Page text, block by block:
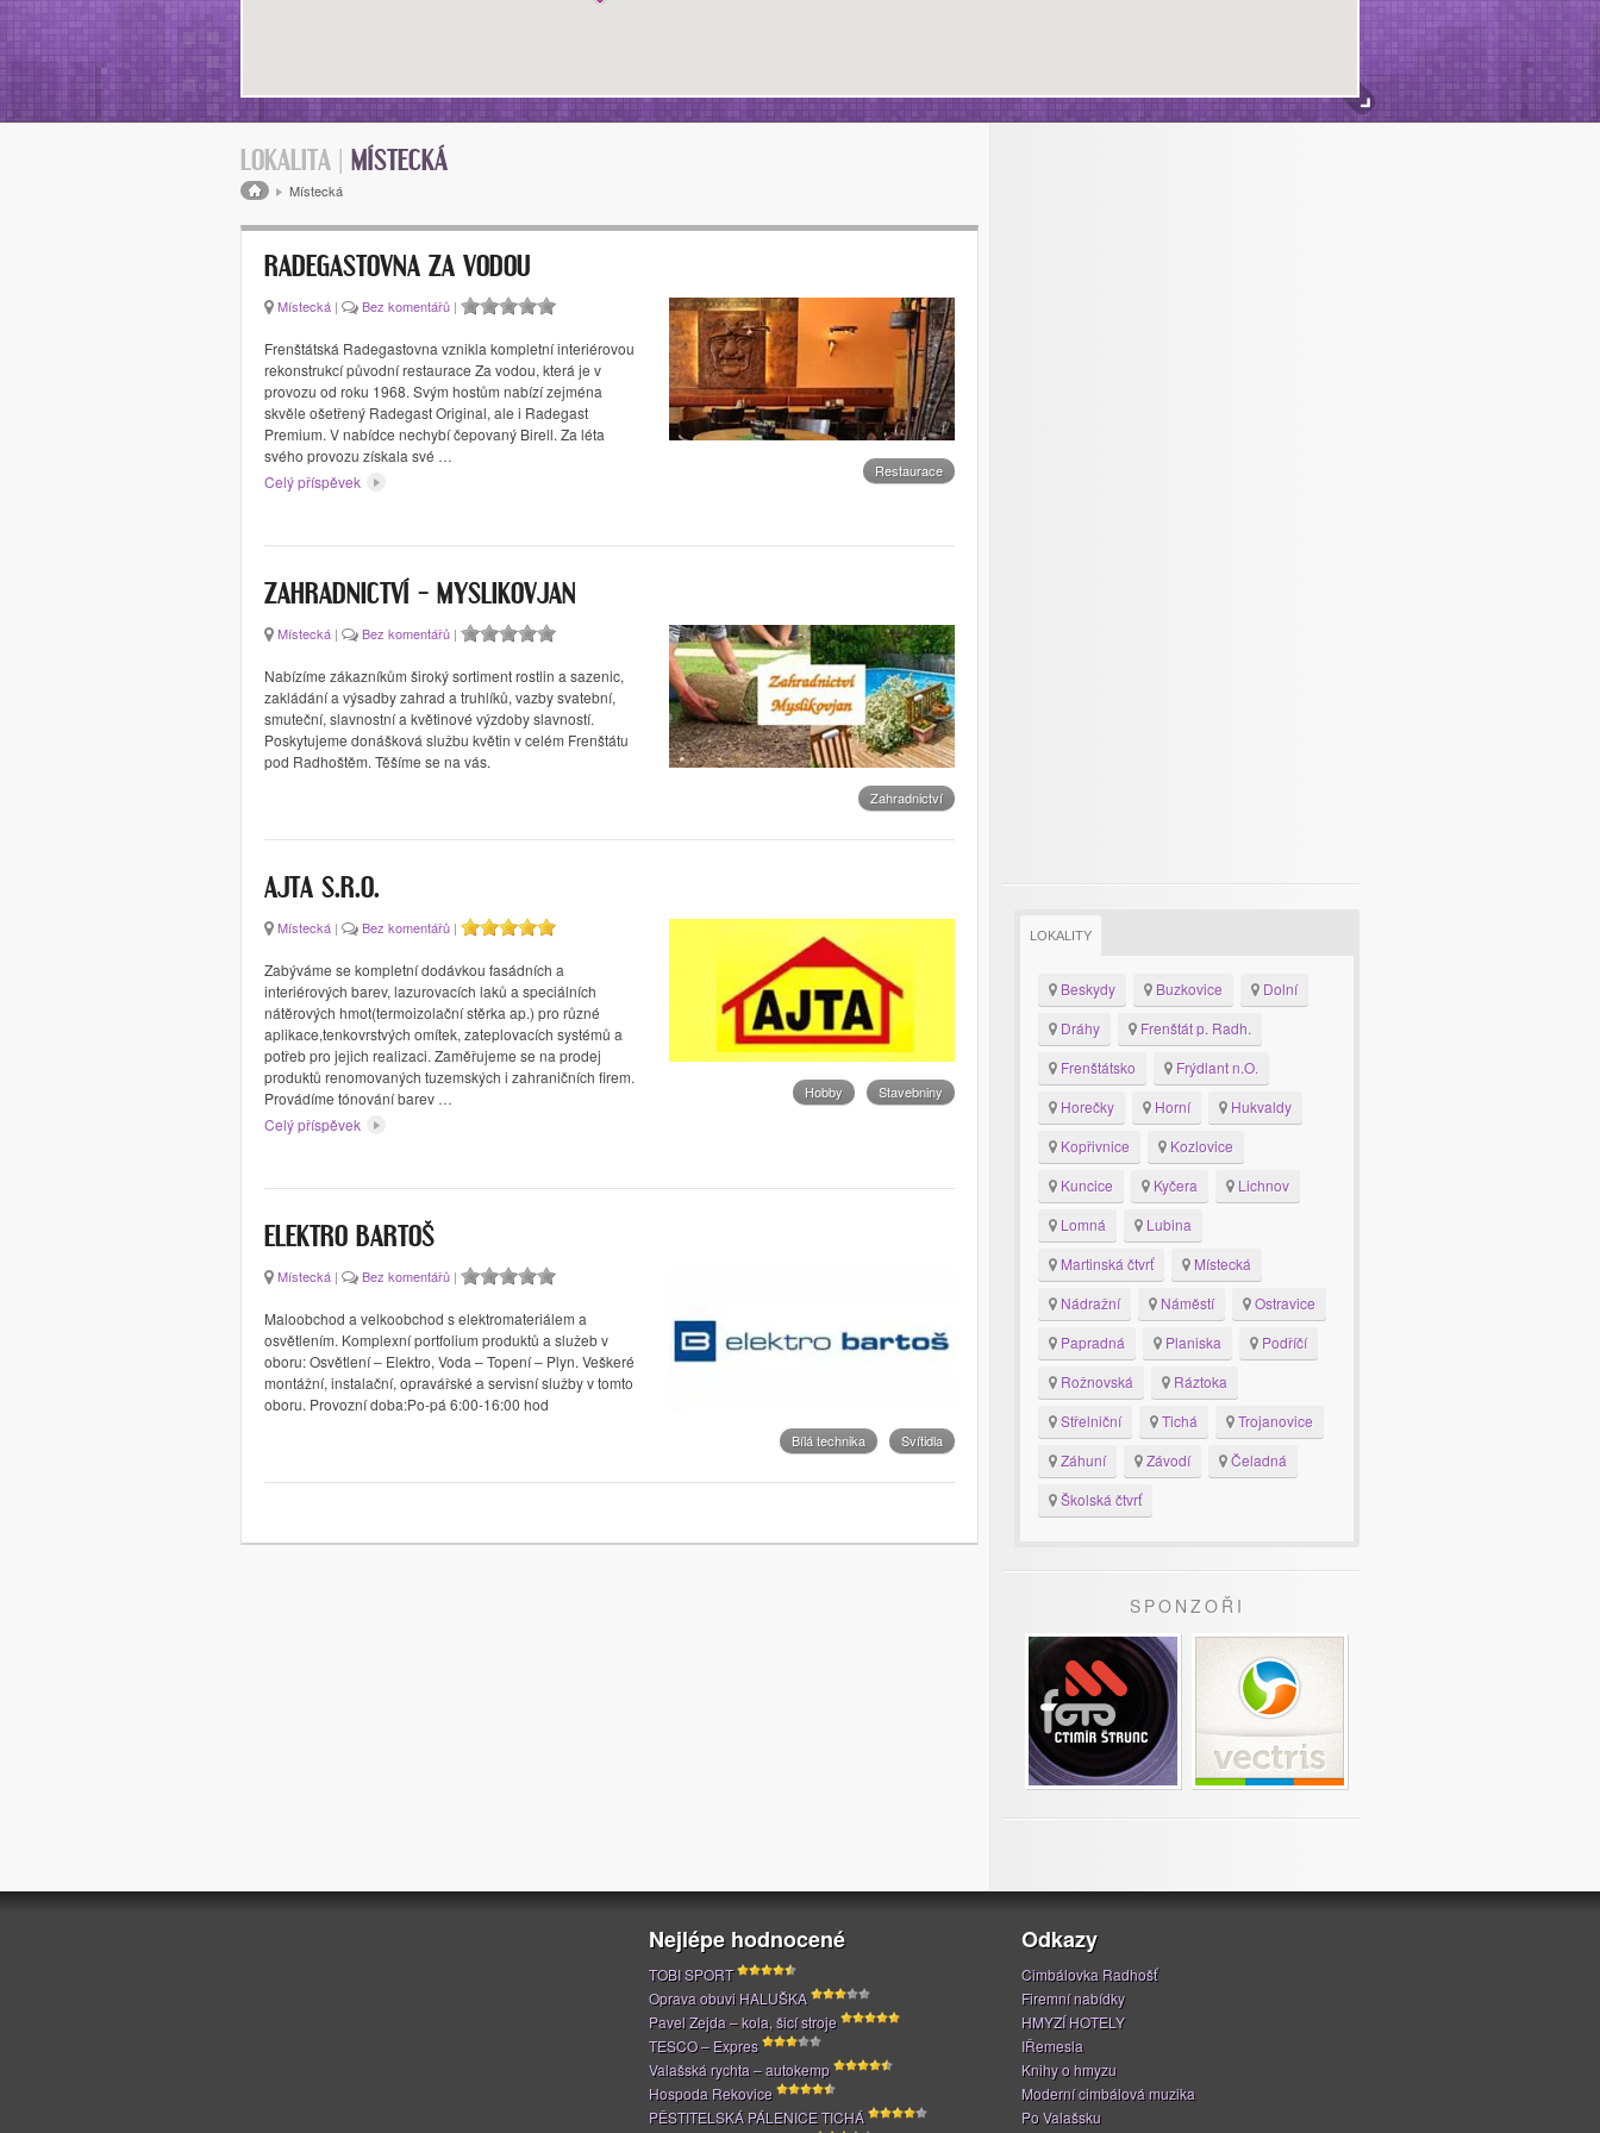
LOKALITA | MÍSTECKÁ
Drobečková navigace
Místecká
RADEGASTOVNA ZA VODOU
Restaurace
Místecká | Bez komentářů |
Frenštátská Radegastovna vznikla kompletní interiérovou
rekonstrukcí původní restaurace Za vodou, která je v
provozu od roku 1968. Svým hostům nabízí zejména
skvěle ošetřený Radegast Original, ale i Radegast
Premium. V nabídce nechybí čepovaný Birell. Za léta
svého provozu získala své …
Celý příspěvek
ZAHRADNICTVÍ – MYSLIKOVJAN
Zahradnictví
Místecká | Bez komentářů |
Nabízíme zákazníkům široký sortiment rostlin a sazenic,
zakládání a výsadby zahrad a truhlíků, vazby svatební,
smuteční, slavnostní a květinové výzdoby slavností.
Poskytujeme donášková službu květin v celém Frenštátu
pod Radhoštěm. Těšíme se na vás.
AJTA S.R.O.
Hobby Stavebniny
Místecká | Bez komentářů |
Zabýváme se kompletní dodávkou fasádních a
interiérových barev, lazurovacích laků a speciálních
nátěrových hmot(termoizolační stěrka ap.) pro různé
aplikace,tenkovrstvých omítek, zateplovacích systémů a
potřeb pro jejich realizaci. Zaměřujeme se na prodej
produktů renomovaných tuzemských i zahraničních firem.
Provádíme tónování barev …
Celý příspěvek
ELEKTRO BARTOŠ
Bílá technika Svítidla
Místecká | Bez komentářů |
Maloobchod a velkoobchod s elektromateriálem a
osvětlením. Komplexní portfolium produktů a služeb v
oboru: Osvětlení – Elektro, Voda – Topení – Plyn. Veškeré
montážní, instalační, opravářské a servisní služby v tomto
oboru. Provozní doba:Po-pá 6:00-16:00 hod
LOKALITY
Beskydy Buzkovice
Dolní
Dráhy
Frenštát p. Radh.
Frenštátsko
Frýdlant n.O.
Horečky
Horní
Hukvaldy
Kopřivnice
Kozlovice
Kuncice
Kyčera
Lichnov
Lomná
Lubina
Martinská čtvrť
Místecká
Nádražní
Náměstí
Ostravice
Papradná
Planiska
Podříčí
Rožnovská
Ráztoka
Střelniční
Tichá
Trojanovice
Záhuní
Závodí
Čeladná
Školská čtvrť
SPONZOŘI
Nejlépe hodnocené
TOBI SPORT
Oprava obuvi HALUŠKA
Pavel Zejda – kola, šicí stroje
TESCO – Expres
Valašská rychta – autokemp
Hospoda Rekovice
PĚSTITELSKÁ PÁLENICE TICHÁ
Odkazy
Cimbálovka Radhošť
Firemní nabídky
HMYZÍ HOTELY
IŘemesla
Knihy o hmyzu
Moderní cimbálová muzika
Po Valašsku